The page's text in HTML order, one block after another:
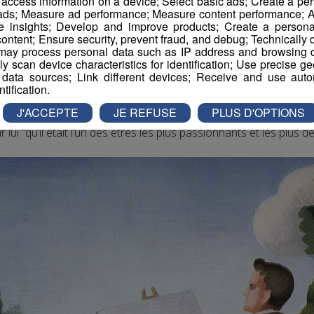
la qualité de l’homme qu’il était: ilfut élu maire en 1937
collaboreravec legouvernement de Vichy. Au
Giono, Cingria… et bien d’autresmusiciens, peintres et
Rey-Millet ne cesserad’écrire et de dessiner. Atteint de
de couleurs pour qu’il puisse s’exprimer jusqu’à
amilui rendra visiteà laTour, au cœur de la Haute
“qu’il était l’un des êtres les plus passionnants et les plus
Measure ad performance; Measure content performance;
insights; Develop and improve products; Create a
Ensure security, prevent fraud, and debug; Technically
process personal data such as IP address and browsing
scan device characteristics for identification; Use precise
sources; Link different devices; Receive and use
J'ACCEPTE JE REFUSE PLUS D'OPTIONS